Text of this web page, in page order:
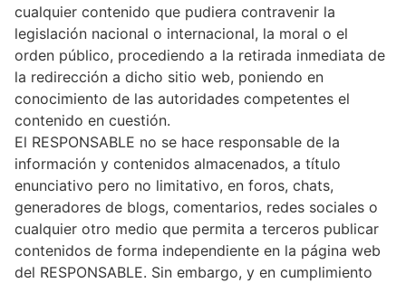
cualquier contenido que pudiera contravenir la
legislación nacional o internacional, la moral o el
orden público, procediendo a la retirada inmediata de
la redirección a dicho sitio web, poniendo en
conocimiento de las autoridades competentes el
contenido en cuestión.
El RESPONSABLE no se hace responsable de la
información y contenidos almacenados, a título
enunciativo pero no limitativo, en foros, chats,
generadores de blogs, comentarios, redes sociales o
cualquier otro medio que permita a terceros publicar
contenidos de forma independiente en la página web
del RESPONSABLE. Sin embargo, y en cumplimiento